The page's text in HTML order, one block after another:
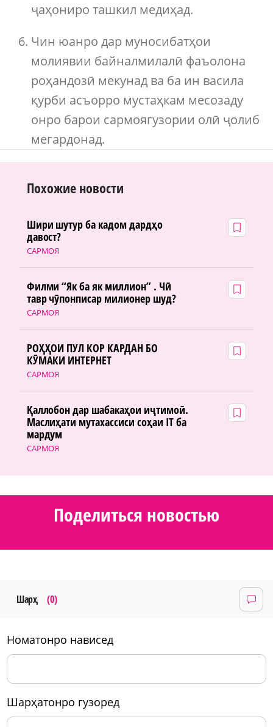
ҷаҳониро ташкил медиҳад.
Чин юанро дар муносибатҳои
молиявии байналмилалӣ фаъолона
роҳандозӣ мекунад ва ба ин васила
қурби асъорро мустаҳкам месозаду
онро барои сармоягузории олӣ ҷолиб
мегардонад.
Похожие новости
САРМОЯ
Шири шутур ба кадом дардҳо
давост?
САРМОЯ
Филми “Як ба як миллион” . Чӣ
тавр чӯпонписар милионер шуд?
САРМОЯ
РОҲҲОИ ПУЛ КОР КАРДАН БО
КӮМАКИ ИНТЕРНЕТ
САРМОЯ
Қаллобон дар шабакаҳои иҷтимоӣ.
Маслиҳати мутахассиси соҳаи IT ба
мардум
Поделиться новостью
Шарҳ (0)
номатонро нависед
шарҳатонро гузоред